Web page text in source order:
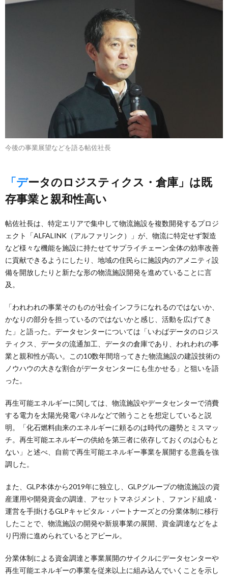
今後の事業展望などを語る帖佐社長
「データのロジスティクス・倉庫」は既
存事業と親和性高い
帖佐社長は、特定エリアで集中して物流施設を複数開発するプロジ
ェクト「ALFALINK（アルファリンク）」が、物流に特定せず製造
など様々な機能を施設に持たせてサプライチェーン全体の効率改善
に貢献できるようにしたり、地域の住民らに施設内のアメニティ設
備を開放したりと新たな形の物流施設開発を進めていることに言
及。
「われわれの事業そのものが社会インフラになれるのではないか、
かなりの部分を担っているのではないかと感じ、活動を広げてき
た」と語った。データセンターについては「いわばデータのロジス
ティクス、データの流通加工、データの倉庫であり、われわれの事
業と親和性が高い。この10数年間培ってきた物流施設の建設技術の
ノウハウの大きな割合がデータセンターにも生かせる」と狙いを語
った。
再生可能エネルギーに関しては、物流施設やデータセンターで消費
する電力を太陽光発電パネルなどで賄うことを想定していると説
明。「化石燃料由来のエネルギーに頼るのは時代の趨勢とミスマッ
チ。再生可能エネルギーの供給を第三者に依存しておくのは心もと
ない」と述べ、自前で再生可能エネルギー事業を展開する意義を強
調した。
また、GLP本体から2019年に独立し、GLPグループの物流施設の資
産運用や開発資金の調達、アセットマネジメント、ファンド組成・
運営を手掛けるGLPキャピタル・パートナーズとの分業体制に移行
したことで、物流施設の開発や新規事業の展開、資金調達などをよ
り円滑に進められているとアピール。
分業体制による資金調達と事業展開のサイクルにデータセンターや
再生可能エネルギーの事業を従来以上に組み込んでいくことを示し